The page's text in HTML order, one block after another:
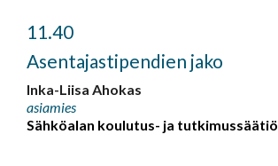
11.40
Asentajastipendien jako
Inka-Liisa Ahokas
asiamies
Sähköalan koulutus- ja tutkimussäätiö